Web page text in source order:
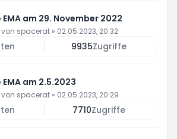
EMA am 29. November 2022
von spacerat » 02.05.2023, 20:32
9935Zugriffe
am 2.5.2023
von spacerat » 02.05.2023, 20:29
7710Zugriffe